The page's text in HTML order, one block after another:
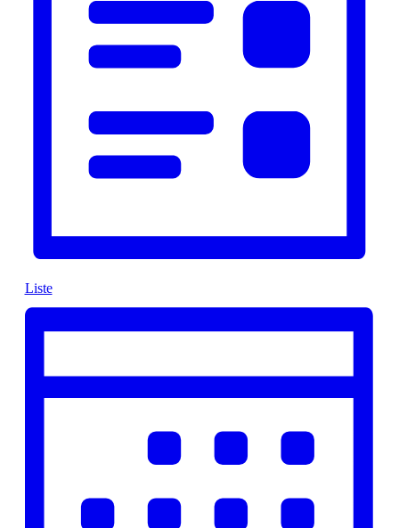
Liste